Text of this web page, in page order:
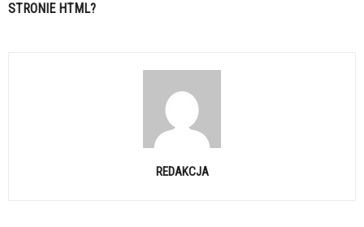
STRONIE HTML?
REDAKCJA